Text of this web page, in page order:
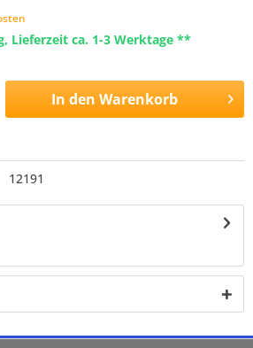
Lieferzeit ca. 1-3 Werktage **
In den Warenkorb
12191